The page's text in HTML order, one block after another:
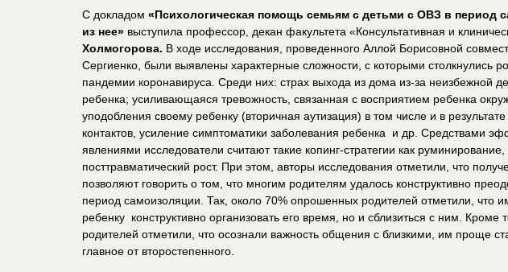
С докладом «Психологическая помощь семьям с детьми с ОВЗ в период
из нее» выступила профессор, декан факультета «Консультативная и
Холмогорова. В ходе исследования, проведенного Аллой Борисовной
Сергиенко, были выявлены характерные сложности, с которыми столкнулись
пандемии коронавируса. Среди них: страх выхода из дома из-за неизбежной
ребенка; усиливающаяся тревожность, связанная с восприятием ребенка
уподобления своему ребенку (вторичная аутизация) в том числе и в
контактов, усиление симптоматики заболевания ребенка и др. Средствами
явлениями исследователи считают такие копинг-стратегии как руминирование,
посттравматический рост. При этом, авторы исследования отметили, что
позволяют говорить о том, что многим родителям удалось конструктивно
период самоизоляции. Так, около 70% опрошенных родителей отметили, что
ребенку конструктивно организовать его время, но и сблизиться с ним.
родителей отметили, что осознали важность общения с близкими, им проще
главное от второстепенного.